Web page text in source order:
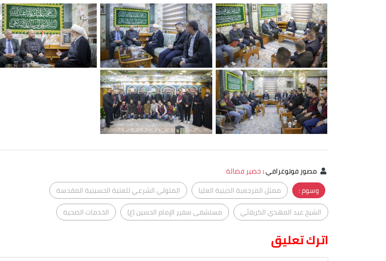
مصور فوتوغرافي:خضير فضالة
وسوم :
ممثل المرجعية الدينية العليا
المتولي الشرعي للعتبة الحسينية المقدسة
الشيخ عبد المهدي الكربلائي
مستشفى سفير الإمام الحسين (ع) الخدمات الصحية
اترك تعليق